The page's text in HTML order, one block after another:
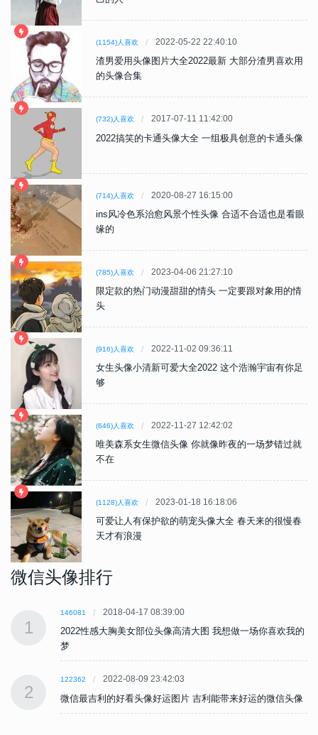
(1154)人喜欢 2022-05-22 22:40:10
渣男爱用头像图片大全2022最新 大部分渣男喜欢用
的头像合集
(732)人喜欢 2017-07-11 11:42:00
2022搞笑的卡通头像大全 一组极具创意的卡通头像
(714)人喜欢 2020-08-27 16:15:00
ins风冷色系治愈风景个性头像 合适不合适也是看眼
缘的
(785)人喜欢 2023-04-06 21:27:10
限定款的热门动漫甜甜的情头 一定要跟对象用的情
头
(916)人喜欢 2022-11-02 09:36:11
女生头像小清新可爱大全2022 这个浩瀚宇宙有你足
够
(646)人喜欢 2022-11-27 12:42:02
唯美森系女生微信头像 你就像昨夜的一场梦错过就
不在
(1128)人喜欢 2023-01-18 16:18:06
可爱让人有保护欲的萌宠头像大全 春天来的很慢春
天才有浪漫
微信头像排行
1
146081 2018-04-17 08:39:00
2022性感大胸美女部位头像高清大图 我想做一场你喜欢我的
梦
2
122362 2022-08-09 23:42:03
微信最吉利的好看头像好运图片 吉利能带来好运的微信头像